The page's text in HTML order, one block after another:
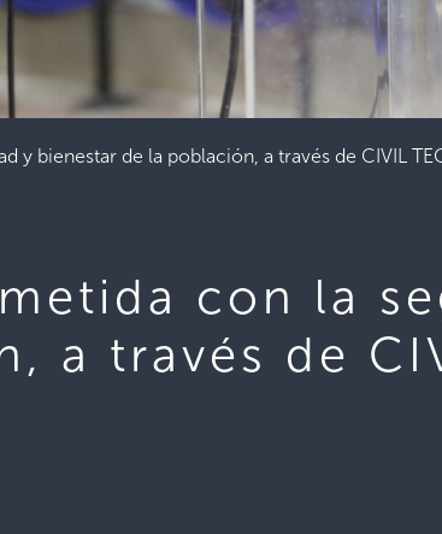
bienestar de la población, a través de CIVIL
con la
a través de